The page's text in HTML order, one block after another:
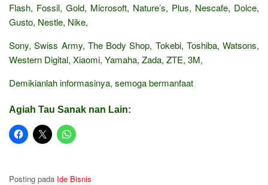
Flash, Fossil, Gold, Microsoft, Nature’s, Plus, Nescafe, Dolce,
Gusto, Nestle, Nike,
Sony, Swiss Army, The Body Shop, Tokebi, Toshiba, Watsons,
Western Digital, Xiaomi, Yamaha, Zada, ZTE, 3M,
Demikianlah informasinya, semoga bermanfaat
Agiah Tau Sanak nan Lain:
Posting pada Ide Bisnis